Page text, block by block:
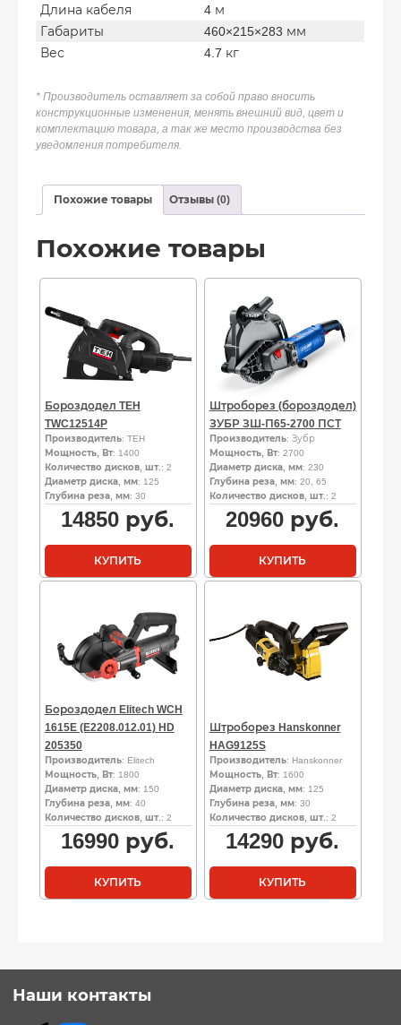
Длина кабеля
4 м
Габариты
460×215×283 мм
Вес
4.7 кг
* Производитель оставляет за собой право вносить
конструкционные изменения, менять внешний вид, цвет и
комплектацию товара, а так же место производства без
уведомления потребителя.
Похожие товары Отзывы (0)
Похожие товары
Бороздодел TEH
TWC12514P
Производитель: TEH
Мощность, Вт: 1400
Количество дисков, шт. : 2
Диаметр диска, мм: 125
Глубина реза, мм: 30
14850 руб.
КУПИТЬ
Штроборез (бороздодел)
ЗУБР ЗШ-П65-2700 ПСТ
Производитель: Зубр
Мощность, Вт: 2700
Диаметр диска, мм: 230
Глубина реза, мм: 20, 65
Количество дисков, шт. : 2
20960 руб.
КУПИТЬ
Бороздодел Elitech WCH
1615E (E2208.012.01) HD
205350
Производитель: Elitech
Мощность, Вт: 1800
Диаметр диска, мм: 150
Глубина реза, мм: 40
Количество дисков, шт. : 2
16990 руб.
КУПИТЬ
Штроборез Hanskonner
HAG9125S
Производитель: Hanskonner
Мощность, Вт: 1600
Диаметр диска, мм: 125
Глубина реза, мм: 30
Количество дисков, шт. : 2
14290 руб.
КУПИТЬ
Наши контакты